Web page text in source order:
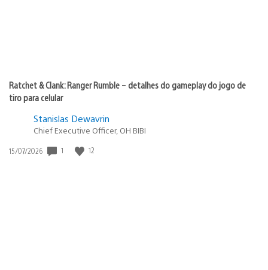
Ratchet & Clank: Ranger Rumble – detalhes do gameplay do jogo de
tiro para celular
Stanislas Dewavrin
Chief Executive Officer, OH BIBI
Data
15/07/2026 1 12